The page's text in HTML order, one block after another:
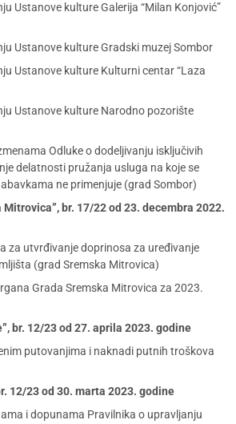
Ustanove kulture Galerija “Milan Konjović”
Ustanove kulture Gradski muzej Sombor
Ustanove kulture Kulturni centar “Laza
Ustanove kulture Narodno pozorište
Odluke o dodeljivanju isključivih
delatnosti pružanja usluga na koje se
ne primenjuje (grad Sombor)
br. 17/22 od 23. decembra 2022.
za utvrđivanje doprinosa za uređivanje
(grad Sremska Mitrovica)
Grada Sremska Mitrovica za 2023.
br. 12/23 od 27. aprila 2023. godine
putovanjima i naknadi putnih troškova
12/23 od 30. marta 2023. godine
i dopunama Pravilnika o upravljanju